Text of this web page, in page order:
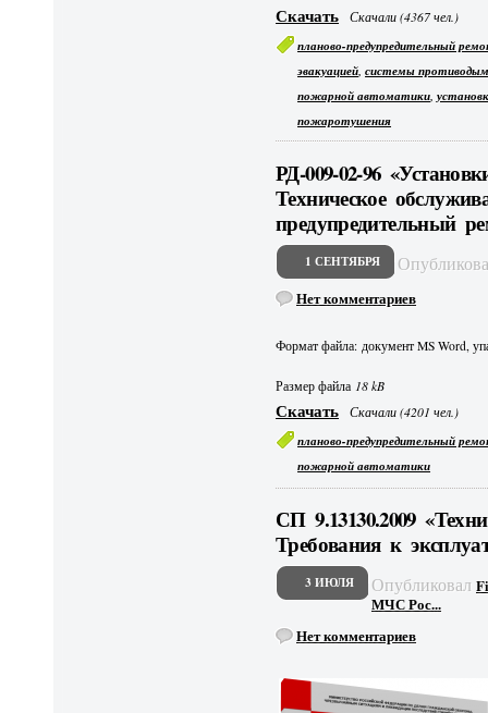
Скачать Скачали (4367 чел.)
планово-предупредительный
эвакуацией ,системы
пожарной автоматики ,
пожаротушения
РД-009-02-96
Техническое
предупредительный
1 СЕНТЯБРЯ
Нет комментариев
Формат файла: документ MS Word,
Размер файла 18 kB
Скачать Скачали (4201 чел.)
планово-предупредительный
пожарной автоматики
СП 9.13130.2009
Требования к
3 ИЮЛЯ Опубликовал
МЧС Рос...
Нет комментариев